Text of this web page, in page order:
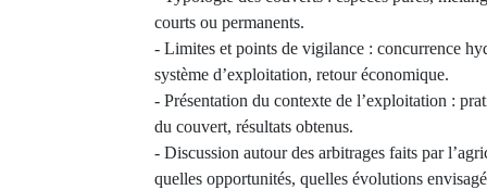
courts ou permanents.
- Limites et points de vigilance : concurrence
système d’exploitation, retour économique.
- Présentation du contexte de l’exploitation :
du couvert, résultats obtenus.
- Discussion autour des arbitrages faits par
quelles opportunités, quelles évolutions